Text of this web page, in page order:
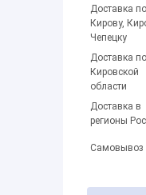
Доставка по
Кирову,
Чепецку
Доставка по
Кировской
области
Доставка в
регионы
Самовывоз